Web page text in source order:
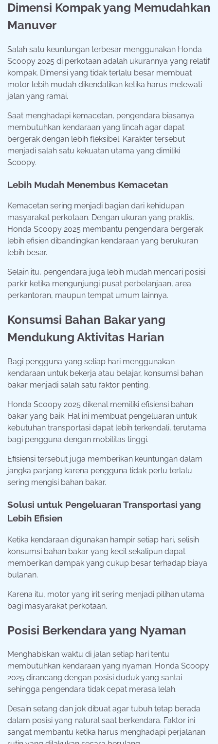
Dimensi Kompak yang Memudahkan
Manuver
Salah satu keuntungan terbesar menggunakan Honda
Scoopy 2025 di perkotaan adalah ukurannya yang relatif
kompak. Dimensi yang tidak terlalu besar membuat
motor lebih mudah dikendalikan ketika harus melewati
jalan yang ramai.
Saat menghadapi kemacetan, pengendara biasanya
membutuhkan kendaraan yang lincah agar dapat
bergerak dengan lebih fleksibel. Karakter tersebut
menjadi salah satu kekuatan utama yang dimiliki
Scoopy.
Lebih Mudah Menembus Kemacetan
Kemacetan sering menjadi bagian dari kehidupan
masyarakat perkotaan. Dengan ukuran yang praktis,
Honda Scoopy 2025 membantu pengendara bergerak
lebih efisien dibandingkan kendaraan yang berukuran
lebih besar.
Selain itu, pengendara juga lebih mudah mencari posisi
parkir ketika mengunjungi pusat perbelanjaan, area
perkantoran, maupun tempat umum lainnya.
Konsumsi Bahan Bakar yang
Mendukung Aktivitas Harian
Bagi pengguna yang setiap hari menggunakan
kendaraan untuk bekerja atau belajar, konsumsi bahan
bakar menjadi salah satu faktor penting.
Honda Scoopy 2025 dikenal memiliki efisiensi bahan
bakar yang baik. Hal ini membuat pengeluaran untuk
kebutuhan transportasi dapat lebih terkendali, terutama
bagi pengguna dengan mobilitas tinggi.
Efisiensi tersebut juga memberikan keuntungan dalam
jangka panjang karena pengguna tidak perlu terlalu
sering mengisi bahan bakar.
Solusi untuk Pengeluaran Transportasi yang
Lebih Efisien
Ketika kendaraan digunakan hampir setiap hari, selisih
konsumsi bahan bakar yang kecil sekalipun dapat
memberikan dampak yang cukup besar terhadap biaya
bulanan.
Karena itu, motor yang irit sering menjadi pilihan utama
bagi masyarakat perkotaan.
Posisi Berkendara yang Nyaman
Menghabiskan waktu di jalan setiap hari tentu
membutuhkan kendaraan yang nyaman. Honda Scoopy
2025 dirancang dengan posisi duduk yang santai
sehingga pengendara tidak cepat merasa lelah.
Desain setang dan jok dibuat agar tubuh tetap berada
dalam posisi yang natural saat berkendara. Faktor ini
sangat membantu ketika harus menghadapi perjalanan